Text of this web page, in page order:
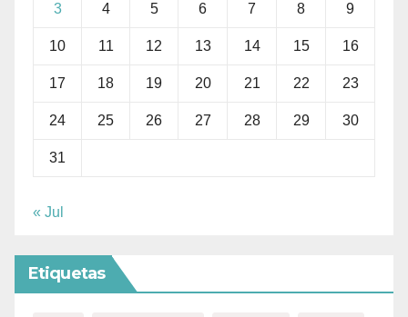
3 4 5 6 7 8 9
10 11 12 13 14 15 16
17 18 19 20 21 22 23
24 25 26 27 28 29 30
31
« Jul
Etiquetas